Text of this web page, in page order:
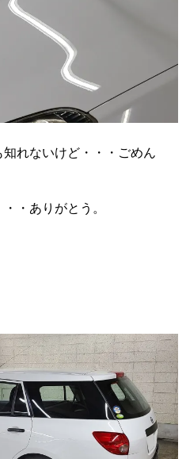
れないけど・・・ごめん
・ありがとう。